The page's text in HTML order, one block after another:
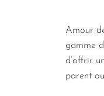
Amour
gamme
d’offrir
parent